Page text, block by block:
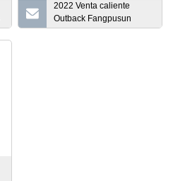
2022 Venta caliente
Outback Fangpusun
Flexmax MPPT 60A 80